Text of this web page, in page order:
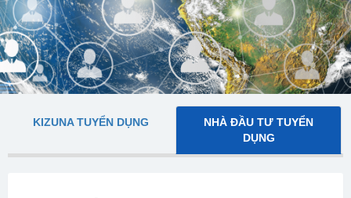
KIZUNA TUYỂN DỤNG
NHÀ ĐẦU TƯ TUYỂN
DỤNG